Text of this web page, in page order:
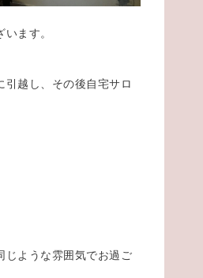
ます。
越し、その後自宅サロ
じような雰囲気でお過ご